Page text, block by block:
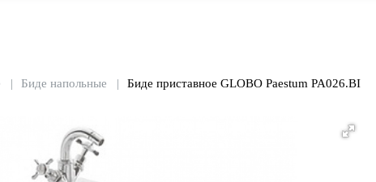
Биде напольные Биде приставное GLOBO Paestum PA026.BI